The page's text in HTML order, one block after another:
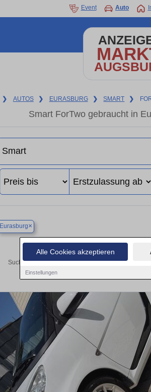
Alle Cookies akzeptieren
Einstellungen
Event Auto
❯ AUTOS ❯ EURASBURG ❯ SMART ❯
Smart ForTwo gebraucht in
Eurasburg×
Finden Sie
Suchen Sie in Eurasburg einen Smart ForTwo